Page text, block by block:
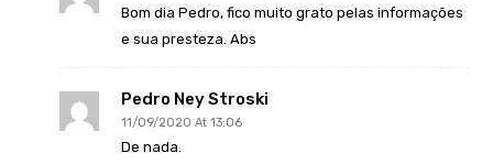
Bom dia Pedro, fico muito grato pelas informações
e sua presteza. Abs
Pedro Ney Stroski
11/09/2020 At 13:06
De nada.